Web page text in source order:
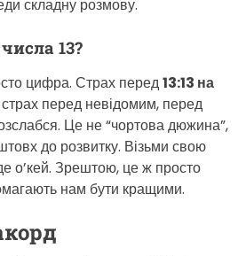
складну розмову.
13?
цифра. Страх перед13:13 на
страх перед невідомим, перед
Це не “чортова дюжина”,
до розвитку. Візьми свою
о’кей. Зрештою, це ж просто
нам бути кращими.